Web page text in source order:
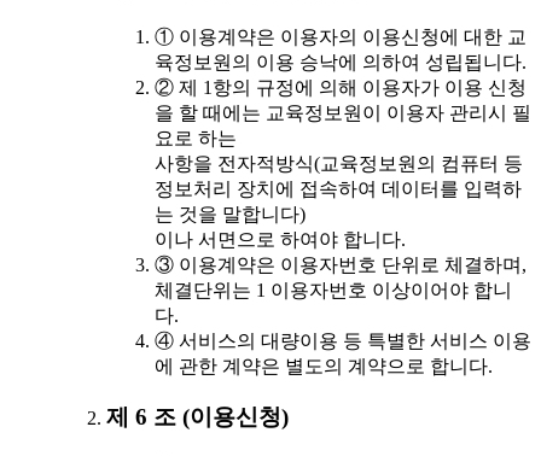
① 이용계약은 이용자의 이용신청에 대한 교
육정보원의 이용 승낙에 의하여 성립됩니다.
② 제 1항의 규정에 의해 이용자가 이용 신청
을 할 때에는 교육정보원이 이용자 관리시 필
요로 하는
사항을 전자적방식(교육정보원의 컴퓨터 등
정보처리 장치에 접속하여 데이터를 입력하
는 것을 말합니다)
이나 서면으로 하여야 합니다.
③ 이용계약은 이용자번호 단위로 체결하며,
체결단위는 1 이용자번호 이상이어야 합니
다.
④ 서비스의 대량이용 등 특별한 서비스 이용
에 관한 계약은 별도의 계약으로 합니다.
제 6 조 (이용신청)